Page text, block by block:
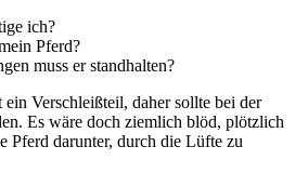
ich?
Pferd?
muss er standhalten?
Verschleißteil, daher sollte bei der
Es wäre doch ziemlich blöd, plötzlich
Pferd darunter, durch die Lüfte zu